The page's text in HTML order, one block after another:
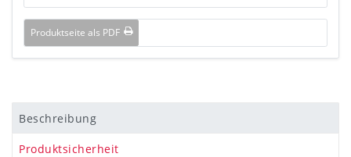
Produktseite als PDF
Beschreibung
Produktsicherheit